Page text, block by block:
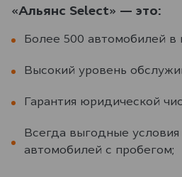
«Альянс Select» — это:
Более 500 автомобилей в
Высокий уровень
Гарантия юридической
Всегда выгодные условия
автомобилей с пробегом;